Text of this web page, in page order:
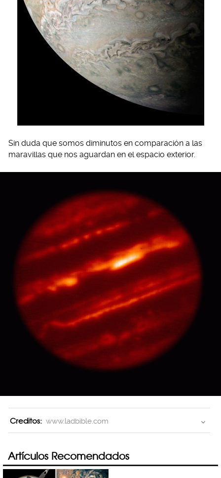
Sin duda que somos diminutos en comparación a las
maravillas que nos aguardan en el espacio exterior.
Creditos: www.ladbible.com
Artículos Recomendados